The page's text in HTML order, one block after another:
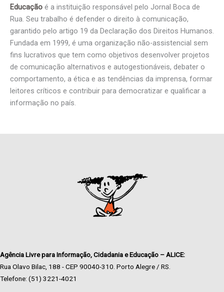
Educação é a instituição responsável pelo Jornal Boca de
Rua. Seu trabalho é defender o direito à comunicação,
garantido pelo artigo 19 da Declaração dos Direitos Humanos.
Fundada em 1999, é uma organização não-assistencial sem
fins lucrativos que tem como objetivos desenvolver projetos
de comunicação alternativos e autogestionáveis, debater o
comportamento, a ética e as tendências da imprensa, formar
leitores críticos e contribuir para democratizar e qualificar a
informação no país.
Agência Livre para Informação, Cidadania e Educação – ALICE:
Rua Olavo Bilac, 188 - CEP 90040-310. Porto Alegre / RS.
Telefone: (51) 3221-4021